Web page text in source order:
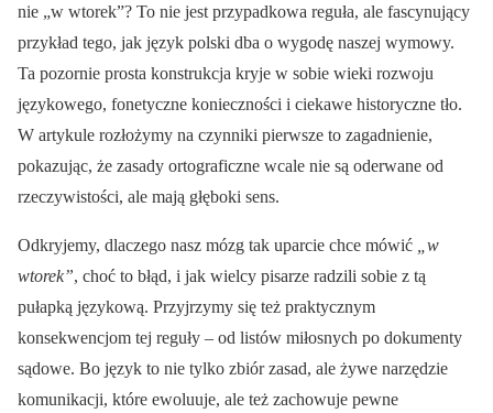
nie „w wtorek”? To nie jest przypadkowa reguła, ale fascynujący
przykład tego, jak język polski dba o wygodę naszej wymowy.
Ta pozornie prosta konstrukcja kryje w sobie wieki rozwoju
językowego, fonetyczne konieczności i ciekawe historyczne tło.
W artykule rozłożymy na czynniki pierwsze to zagadnienie,
pokazując, że zasady ortograficzne wcale nie są oderwane od
rzeczywistości, ale mają głęboki sens.
Odkryjemy, dlaczego nasz mózg tak uparcie chce mówić
„w
wtorek”, choć to błąd, i jak wielcy pisarze radzili sobie z tą
pułapką językową. Przyjrzymy się też praktycznym
konsekwencjom tej reguły – od listów miłosnych po dokumenty
sądowe. Bo język to nie tylko zbiór zasad, ale żywe narzędzie
komunikacji, które ewoluuje, ale też zachowuje pewne